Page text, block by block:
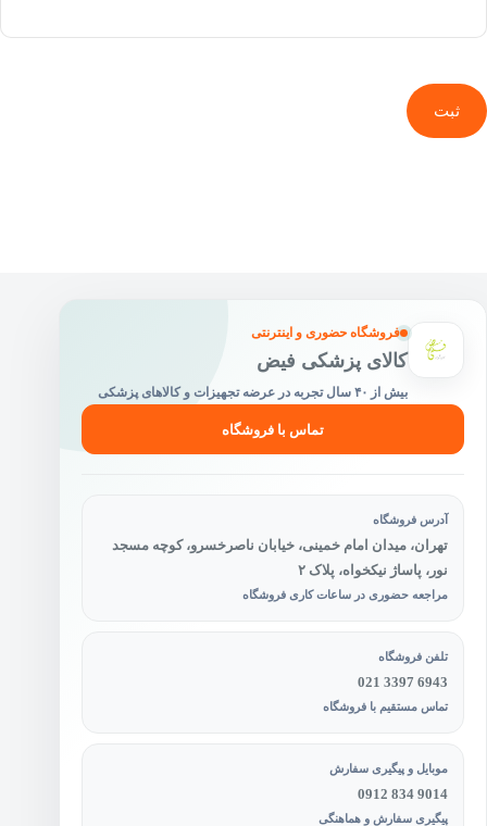
ثبت
فروشگاه حضوری و اینترنتی
کالای پزشکی فیض
بیش از ۴۰ سال تجربه در عرضه تجهیزات و کالاهای پزشکی
تماس با فروشگاه
آدرس فروشگاه
تهران، میدان امام خمینی، خیابان ناصرخسرو، کوچه مسجد
نور، پاساژ نیکخواه، پلاک ۲
مراجعه حضوری در ساعات کاری فروشگاه
تلفن فروشگاه
021 3397 6943
تماس مستقیم با فروشگاه
موبایل و پیگیری سفارش
0912 834 9014
پیگیری سفارش و هماهنگی